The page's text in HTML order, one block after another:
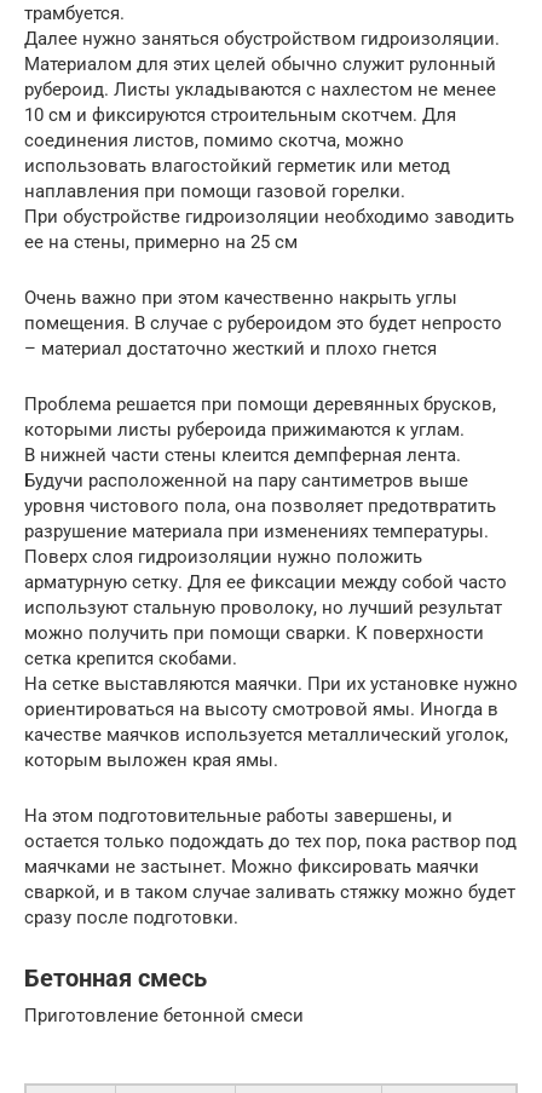
трамбуется.
Далее нужно заняться обустройством гидроизоляции.
Материалом для этих целей обычно служит рулонный
рубероид. Листы укладываются с нахлестом не менее
10 см и фиксируются строительным скотчем. Для
соединения листов, помимо скотча, можно
использовать влагостойкий герметик или метод
наплавления при помощи газовой горелки.
При обустройстве гидроизоляции необходимо заводить
ее на стены, примерно на 25 см
Очень важно при этом качественно накрыть углы
помещения. В случае с рубероидом это будет непросто
– материал достаточно жесткий и плохо гнется
Проблема решается при помощи деревянных брусков,
которыми листы рубероида прижимаются к углам.
В нижней части стены клеится демпферная лента.
Будучи расположенной на пару сантиметров выше
уровня чистового пола, она позволяет предотвратить
разрушение материала при изменениях температуры.
Поверх слоя гидроизоляции нужно положить
арматурную сетку. Для ее фиксации между собой часто
используют стальную проволоку, но лучший результат
можно получить при помощи сварки. К поверхности
сетка крепится скобами.
На сетке выставляются маячки. При их установке нужно
ориентироваться на высоту смотровой ямы. Иногда в
качестве маячков используется металлический уголок,
которым выложен края ямы.
На этом подготовительные работы завершены, и
остается только подождать до тех пор, пока раствор под
маячками не застынет. Можно фиксировать маячки
сваркой, и в таком случае заливать стяжку можно будет
сразу после подготовки.
Бетонная смесь
Приготовление бетонной смеси